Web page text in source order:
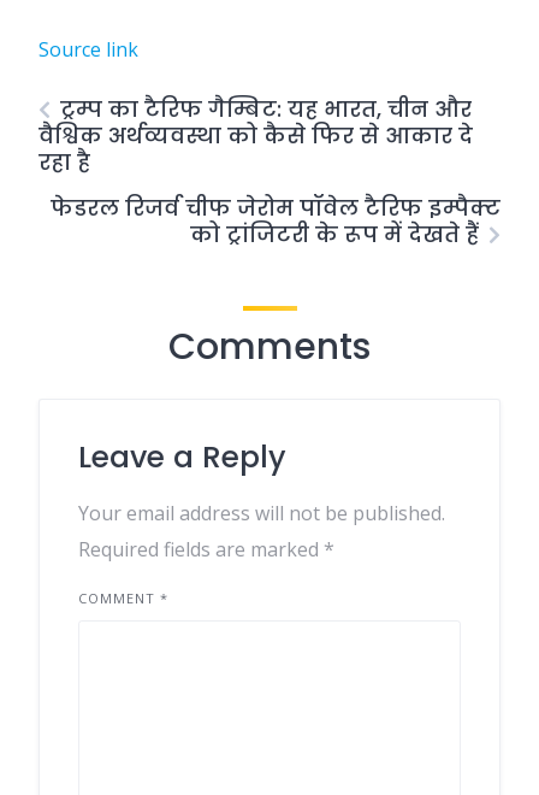
Source link
ट्रम्प का टैरिफ गैम्बिट: यह भारत, चीन और
वैश्विक अर्थव्यवस्था को कैसे फिर से आकार दे
रहा है
फेडरल रिजर्व चीफ जेरोम पॉवेल टैरिफ इम्पैक्ट
को ट्रांजिटरी के रूप में देखते हैं
Comments
Leave a Reply
Your email address will not be published.
Required fields are marked *
COMMENT *